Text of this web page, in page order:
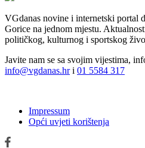
VGdanas novine i internetski portal
Gorice na jednom mjestu.
političkog, kulturnog i sportskog
Javite nam se sa svojim vijestima,
info@vgdanas.hri 01 5584 317
Impressum
Opći uvjeti korištenja